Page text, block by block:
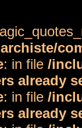
: in file /
already
: in file /
already